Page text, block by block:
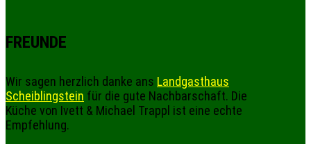
FREUNDE
Wir sagen herzlich danke ans Landgasthaus
Scheiblingstein für die gute Nachbarschaft. Die
Küche von Ivett & Michael Trappl ist eine echte
Empfehlung.